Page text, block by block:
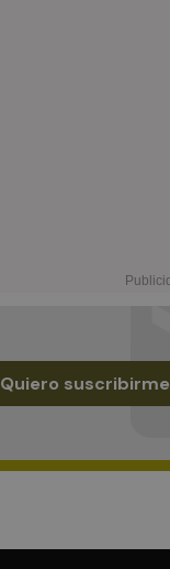
Quiero suscribirme